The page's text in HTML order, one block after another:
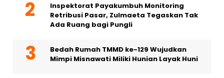
Inspektorat Payakumbuh Monitoring
Retribusi Pasar, Zulmaeta Tegaskan Tak
Ada Ruang bagi Pungli
Bedah Rumah TMMD ke-129 Wujudkan
Mimpi Misnawati Miliki Hunian Layak Huni